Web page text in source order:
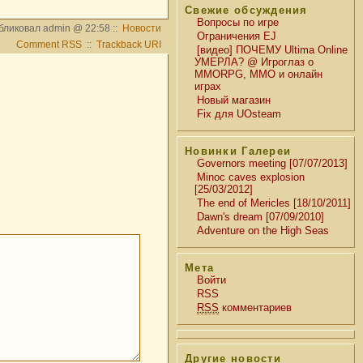
Свежие обсуждения
Вопросы по игре
Ограничения EJ
[видео] ПОЧЕМУ Ultima Online
УМЕРЛА? @ Игроглаз о
MMORPG, MMO и онлайн
играх
Новый магазин
Fix для UOsteam
Новинки Галереи
Governors meeting [07/07/2013]
Minoc caves explosion
[25/03/2012]
The end of Mericles [18/10/2011]
Dawn's dream [07/09/2010]
Adventure on the High Seas
Мета
Войти
RSS
RSS комментариев
Другие новости
admin @ 22:58 :: Новости
Comment RSS :: Trackback URI